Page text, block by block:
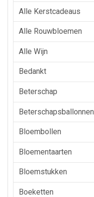
Alle Kerstcadeaus
Alle Rouwbloemen
Alle Wijn
Bedankt
Beterschap
Beterschapsballonnen
Bloembollen
Bloementaarten
Bloemstukken
Boeketten